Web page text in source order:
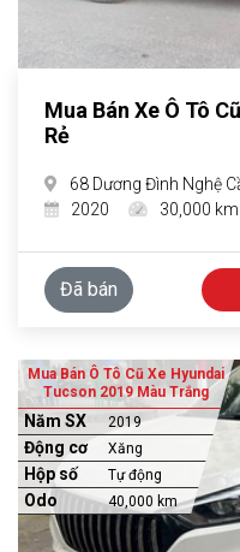
Mua Bán Xe Ô Tô
Rẻ
68 Dương Đình Nghệ
2020
30,000 km
Đã bán
Mua Bán Ô Tô Cũ Xe Hyundai
Tucson 2019 Màu Trắng
Năm SX 2019
Động cơ Xăng
Hộp số Tự động
Odo 40,000 km